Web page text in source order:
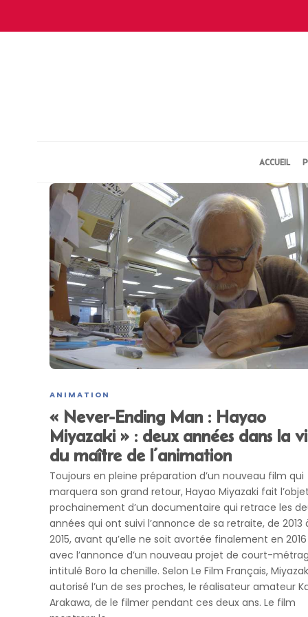
ACCUEIL
ANIMATION
« Never-Ending Man : Hayao
Miyazaki » : deux années dans la
du maître de l’animation
Toujours en pleine préparation d’un nouveau film qui
marquera son grand retour, Hayao Miyazaki fait l’objet
prochainement d’un documentaire qui retrace les
années qui ont suivi l’annonce de sa retraite, de 2013
2015, avant qu’elle ne soit avortée finalement en 2016
avec l’annonce d’un nouveau projet de court-
intitulé Boro la chenille. Selon Le Film Français,
autorisé l’un de ses proches, le réalisateur amateur
Arakawa, de le filmer pendant ces deux ans. Le film